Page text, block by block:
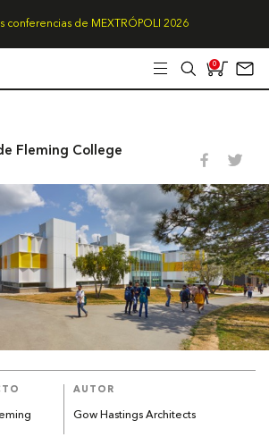
conferencias de MEXTRÓPOLI 2026
0
Fleming College
AUTOR
Gow Hastings Architects